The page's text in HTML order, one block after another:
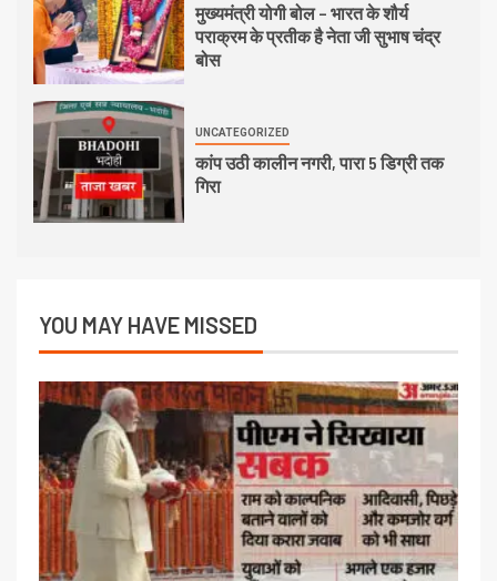
मुख्यमंत्री योगी बोल – भारत के शौर्य
पराक्रम के प्रतीक है नेता जी सुभाष चंद्र
बोस
UNCATEGORIZED
कांप उठी कालीन नगरी, पारा 5 डिग्री तक
गिरा
YOU MAY HAVE MISSED